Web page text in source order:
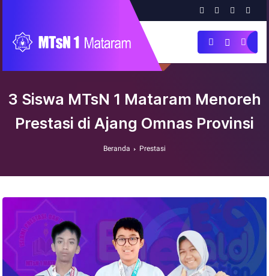
3 Siswa MTsN 1 Mataram Menoreh
Prestasi di Ajang Omnas Provinsi
Beranda Prestasi